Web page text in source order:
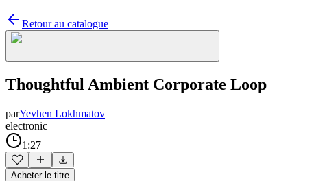
Retour au catalogue
Thoughtful Ambient Corporate Loop
parYevhen Lokhmatov
electronic
1:27
Acheter le titre